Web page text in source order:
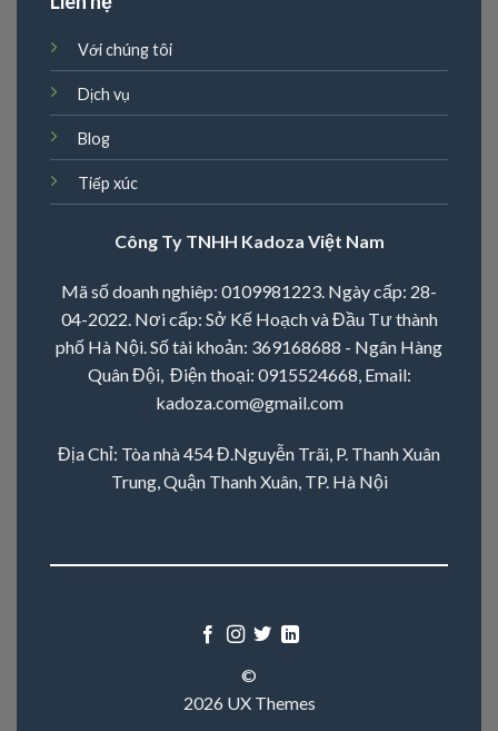
Với chúng tôi
Dịch vụ
Blog
Tiếp xúc
Công Ty TNHH Kadoza Việt Nam
Mã số doanh nghiêp: 0109981223. Ngày cấp: 28-
04-2022. Nơi cấp: Sở Kế Hoạch và Đầu Tư thành
phố Hà Nội. Số tài khoản: 369168688 - Ngân Hàng
Quân Đội, Điện thoại: 0915524668, Email:
kadoza.com@gmail.com
Địa Chỉ: Tòa nhà 454 Đ.Nguyễn Trãi, P. Thanh Xuân
Trung, Quận Thanh Xuân, TP. Hà Nội
©
2026 UX Themes